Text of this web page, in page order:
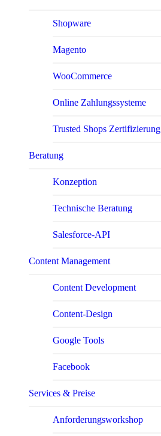
Shopware
Magento
WooCommerce
Online Zahlungssysteme
Trusted Shops Zertifizierung
Beratung
Konzeption
Technische Beratung
Salesforce-API
Content Management
Content Development
Content-Design
Google Tools
Facebook
Services & Preise
Anforderungsworkshop